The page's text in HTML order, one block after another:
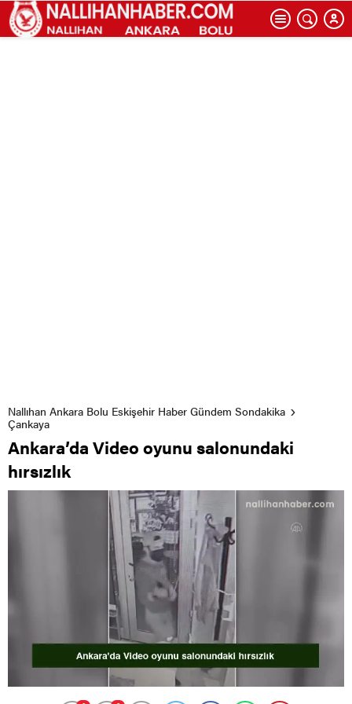
Nallıhan Ankara Bolu Eskişehir Haber Gündem Sondakika
Çankaya
Ankara’da Video oyunu salonundaki
hırsızlık